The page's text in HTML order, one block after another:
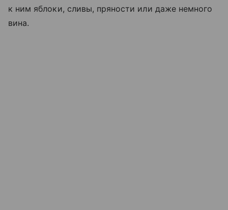
к ним яблоки, сливы, пряности или даже немного
вина.